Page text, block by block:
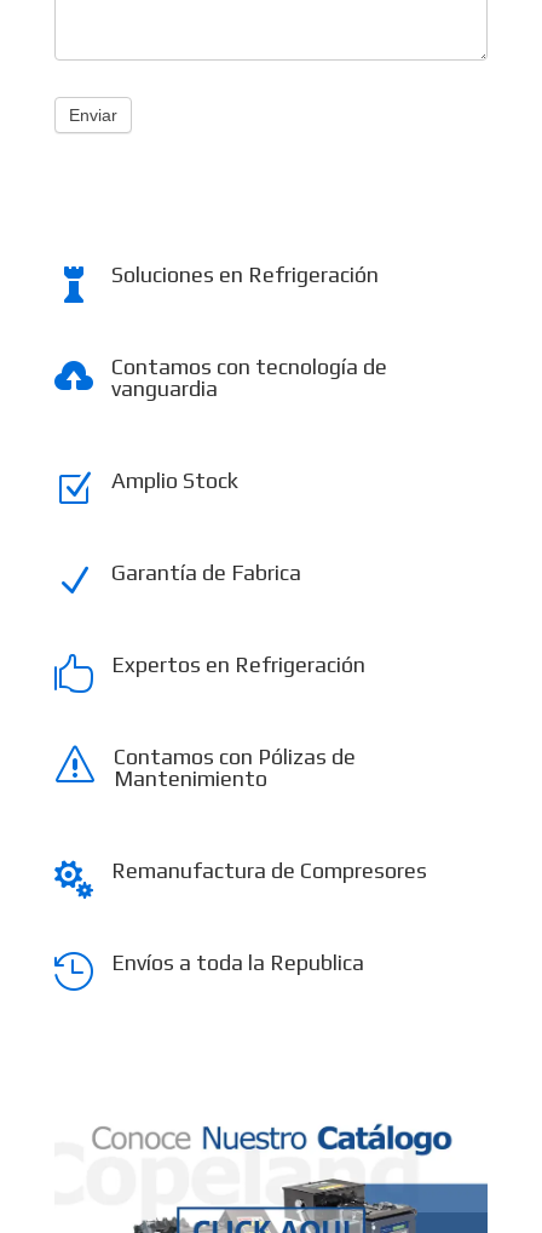
Enviar
 Soluciones en Refrigeración

Contamos con tecnología de
vanguardia
Z Amplio Stock
N Garantía de Fabrica
 Expertos en Refrigeración
s
Contamos con Pólizas de
Mantenimiento
 Remanufactura de Compresores
 Envíos a toda la Republica